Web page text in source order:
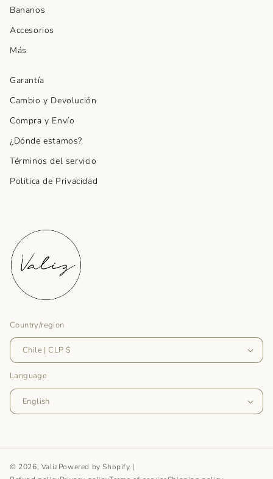
Bananos
Accesorios
Más
Garantía
Cambio y Devolución
Compra y Envío
¿Dónde estamos?
Términos del servicio
Politica de Privacidad
Country/region
Chile | CLP $
Language
English
© 2026, ValizPowered by Shopify |